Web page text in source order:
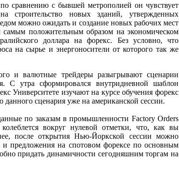
сравнению с бывшей метрополией он чувствует
строительство новых зданий, утвержденных
можно ожидать и создание новых рабочих мест
положительным образом на экономическом
доллара на форекс. Без условно, что
на сырье и энергоносители от которого так же
и валютные трейдеры разыгрывают сценарии
С утра сформировался внутридневной шаблон
Университете изучают на курсе обучения форекс
сценария уже на американской сессии.
по заказам в промышленности Factory Orders
вокруг нулевой отметки, что, как вы
после открытия Нью-Йоркской сессии можно
предложения на спотовом форексе по основным
придать динамичности сегодняшним торгам на